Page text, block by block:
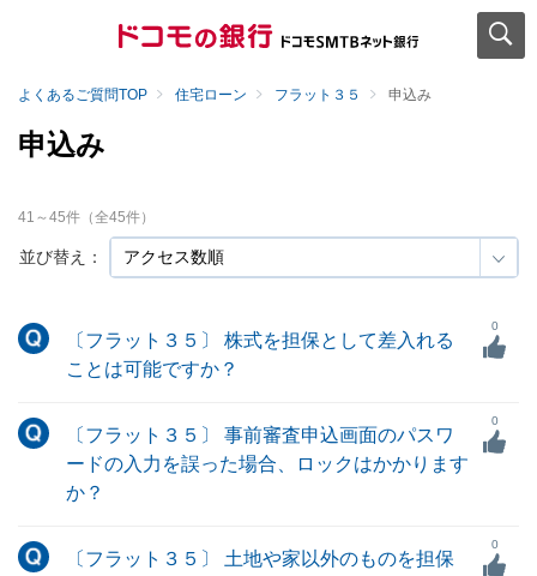
よくあるご質問TOP 住宅ローン フラット３５ 申込み
申込み
並び替え：
41 ～45件（全45件）
〔フラット３５〕 株式を担保として差入れる
ことは可能ですか？
0
〔フラット３５〕 事前審査申込画面のパスワ
ードの入力を誤った場合、ロックはかかります
か？
0
〔フラット３５〕 土地や家以外のものを担保
0